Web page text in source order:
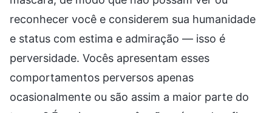
reconhecer você e considerem sua humanidade
e status com estima e admiração — isso é
perversidade. Vocês apresentam esses
comportamentos perversos apenas
ocasionalmente ou são assim a maior parte do